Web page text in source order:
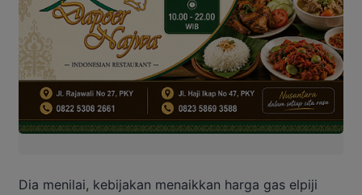
Dia menilai, kebijakan menaikkan harga gas elpiji